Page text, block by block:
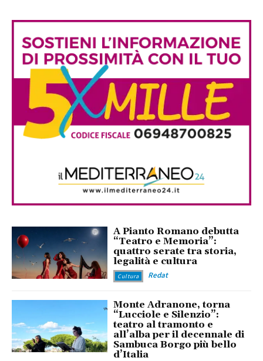
A Pianto Romano debutta
“Teatro e Memoria”:
quattro serate tra storia,
legalità e cultura
Cultura Redat
Monte Adranone, torna
“Lucciole e Silenzio”:
teatro al tramonto e
all’alba per il decennale di
Sambuca Borgo più bello
d’Italia